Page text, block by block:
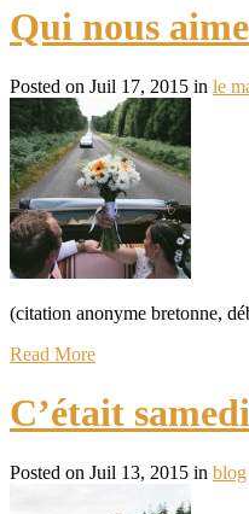
Qui nous
Posted on Juil 17, 2015 in le
(citation anonyme bretonne,
Read More
C’était
Posted on Juil 13, 2015 in blog